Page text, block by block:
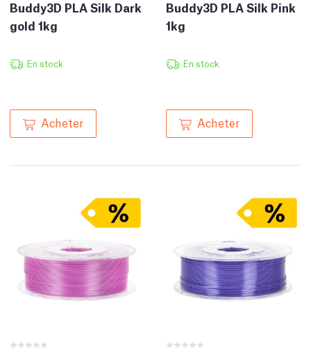
Buddy3D PLA Silk Dark
gold 1kg
En stock
Acheter
Buddy3D PLA Silk Pink
1kg
En stock
Acheter